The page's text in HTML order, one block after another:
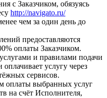
с Заказчиком, обязуясь
http://navigato.ru/
чем за один день до
предоставляются
оплаты Заказчиком.
и правилами подачи
оплачивает услугу через
сервисов.
оплаты выбранных услуг
на счёт Исполнителя,